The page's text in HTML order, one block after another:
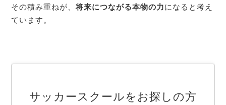
その積み重ねが、将来につながる本物の力になると考え
ています。
サッカースクールをお探しの方